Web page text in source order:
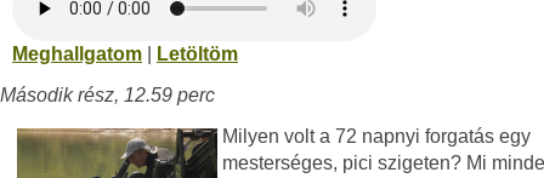
Meghallgatom
Letöltöm
Második rész, 12.59 perc
Milyen volt a 72 napnyi forgatás egy
mesterséges, pici szigeten? Mi